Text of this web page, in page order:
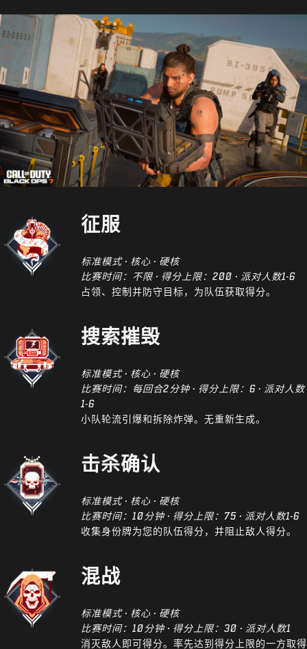
征服
标准模式 · 核心 · 硬核
比赛时间：不限 · 得分上限：200 · 派对人数1-6
占领、控制并防守目标，为队伍获取得分。
搜索摧毁
标准模式 · 核心 · 硬核
比赛时间：每回合2分钟 · 得分上限：6 · 派对人数
1-6
小队轮流引爆和拆除炸弹。无重新生成。
击杀确认
标准模式 · 核心 · 硬核
比赛时间：10分钟 · 得分上限：75 · 派对人数1-6
收集身份牌为您的队伍得分，并阻止敌人得分。
混战
标准模式 · 核心 · 硬核
比赛时间：10分钟 · 得分上限：30 · 派对人数1
消灭敌人即可得分。率先达到得分上限的一方取得